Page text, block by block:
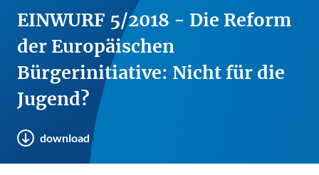
EINWURF 5/2018 - Die Reform
der Europäischen
Bürgerinitiative: Nicht für die
Jugend?
download